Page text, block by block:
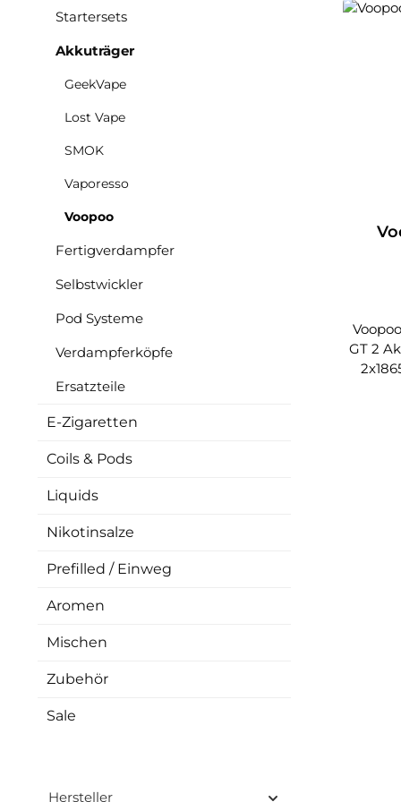
Startersets
Akkuträger
GeekVape
Lost Vape
SMOK
Vaporesso
Voopoo
Fertigverdampfer
Selbstwickler
Pod Systeme
Verdampferköpfe
Ersatzteile
E-Zigaretten
Coils & Pods
Liquids
Nikotinsalze
Prefilled / Einweg
Aromen
Mischen
Zubehör
Sale
Hersteller
GT 2